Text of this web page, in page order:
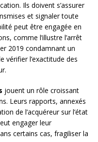
Ils doivent s’assurer
et signaler toute
peut être engagée en
comme l’illustre l’arrêt
2019 condamnant un
vérifier l’exactitude des
jouent un rôle croissant
Leurs rapports, annexés
de l’acquéreur sur l’état
engager leur
certains cas, fragiliser la